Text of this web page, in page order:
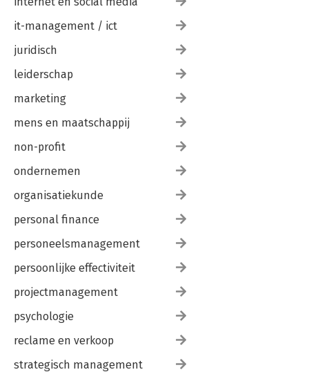
it-management / ict
juridisch
leiderschap
marketing
mens en maatschappij
non-profit
ondernemen
organisatiekunde
personal finance
personeelsmanagement
persoonlijke effectiviteit
projectmanagement
psychologie
reclame en verkoop
strategisch management